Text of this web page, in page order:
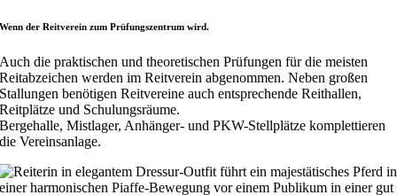
Wenn der Reitverein zum Prüfungszentrum wird.
Auch die praktischen und theoretischen Prüfungen für die meisten
Reitabzeichen werden im Reitverein abgenommen. Neben großen
Stallungen benötigen Reitvereine auch entsprechende Reithallen,
Reitplätze und Schulungsräume.
Bergehalle, Mistlager, Anhänger- und PKW-Stellplätze komplettieren
die Vereinsanlage.